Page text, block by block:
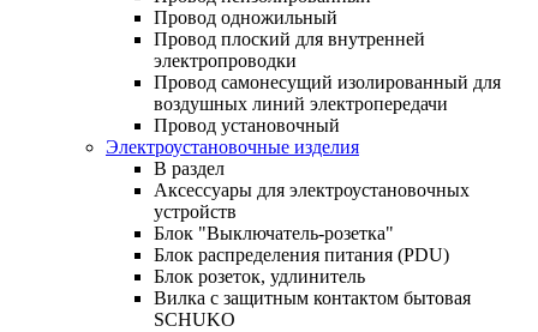
Провод одножильный
Провод плоский для внутренней
электропроводки
Провод самонесущий изолированный для
воздушных линий электропередачи
Провод установочный
Электроустановочные изделия
В раздел
Аксессуары для электроустановочных
устройств
Блок "Выключатель-розетка"
Блок распределения питания (PDU)
Блок розеток, удлинитель
Вилка с защитным контактом бытовая
SCHUKO